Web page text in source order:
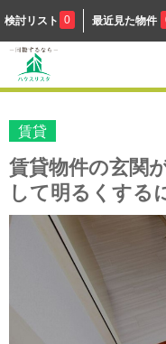
検討リスト 0 最近見た物件
賃貸
賃貸物件の玄関
して明るくする